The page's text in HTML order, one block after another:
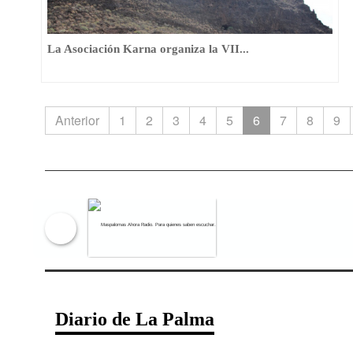
La Asociación Karna organiza la VII...
Anterior 1 2 3 4 5 6 7 8 9
Diario de La Palma